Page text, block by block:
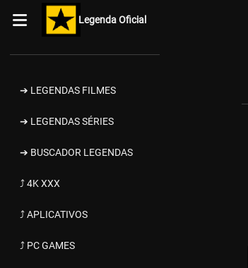
Legenda Oficial
➔ LEGENDAS FILMES
➔ LEGENDAS SÉRIES
➔ BUSCADOR LEGENDAS
⤴ 4K XXX
⤴ APLICATIVOS
⤴ PC GAMES